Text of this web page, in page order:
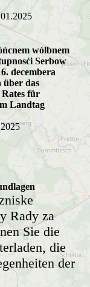
wólbnem
Serbow
decembera
über das
Rates für
Landtag
Rady za
Sie die
die
der